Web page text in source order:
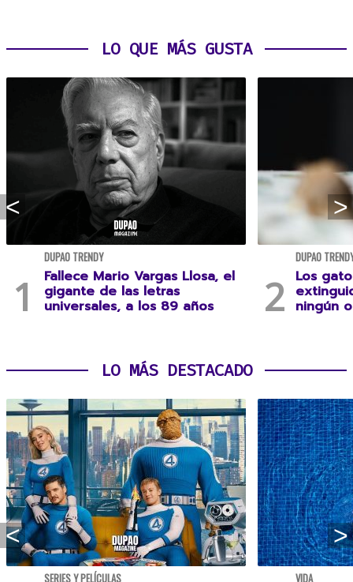
LO QUE MÁS GUSTA
DUPAO TRENDY
Fallece Mario Vargas Llosa, el
gigante de las letras
universales, a los 89 años
DUPAO
Los
ningún
LO MÁS DESTACADO
SERIES Y PELÍCULAS VIDA